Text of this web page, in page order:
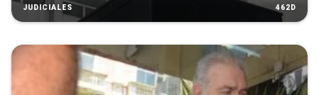
JUDICIALES 462D